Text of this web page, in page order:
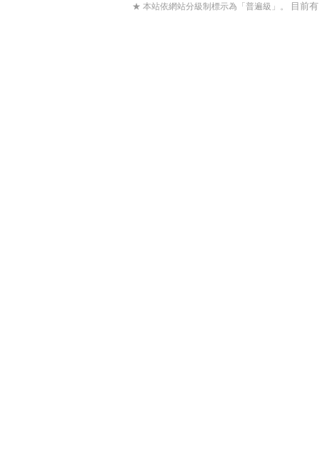
★ 本站依網站分級制標示為「普遍級」。 目前